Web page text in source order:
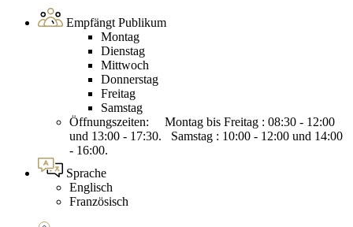
Empfängt Publikum
Montag
Dienstag
Mittwoch
Donnerstag
Freitag
Samstag
Öffnungszeiten: Montag bis Freitag : 08:30 - 12:00
und 13:00 - 17:30. Samstag : 10:00 - 12:00 und 14:00
- 16:00.
Sprache
Englisch
Französisch